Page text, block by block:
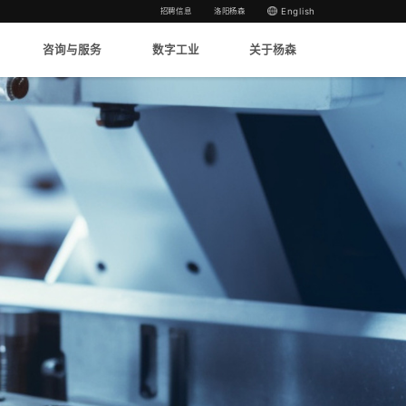
招聘信息 洛阳杨森 English
咨询与服务 数字工业 关于杨森